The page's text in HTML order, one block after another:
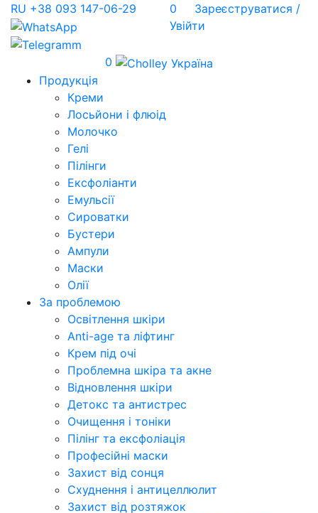
RU +38 093 147-06-29 0
Зареєструватися /
Увійти
0
Продукція
Креми
Лосьйони і флюід
Молочко
Гелі
Пілінги
Ексфоліанти
Емульсії
Сироватки
Бустери
Ампули
Маски
Олії
За проблемою
Освітлення шкіри
Anti-age та ліфтинг
Крем під очі
Проблемна шкіра та акне
Відновлення шкіри
Детокс та антистрес
Очищення і тоніки
Пілінг та ексфоліація
Професійні маски
Захист від сонця
Схуднення і антицеллюлит
Захист від розтяжок